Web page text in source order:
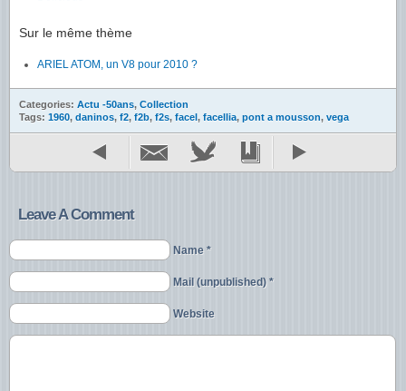
Sur le même thème
ARIEL ATOM, un V8 pour 2010 ?
Categories: Actu -50ans, Collection
Tags: 1960, daninos, f2, f2b, f2s, facel, facellia, pont a mousson, vega
Leave A Comment
Name *
Mail (unpublished) *
Website